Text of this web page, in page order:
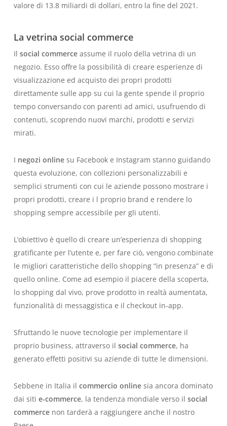
valore di 13.8 miliardi di dollari, entro la fine del 2021.
La vetrina social commerce
Il social commerceassume il ruolo della vetrina di un
negozio. Esso offre la possibilità di creare esperienze di
visualizzazione ed acquisto dei propri prodotti
direttamente sulle app su cui la gente spende il proprio
tempo conversando con parenti ad amici, usufruendo di
contenuti, scoprendo nuovi marchi, prodotti e servizi
mirati.
I negozi online su Facebook e Instagram stanno guidando
questa evoluzione, con collezioni personalizzabili e
semplici strumenti con cui le aziende possono mostrare i
propri prodotti, creare i l proprio brand e rendere lo
shopping sempre accessibile per gli utenti.
L’obiettivo è quello di creare un’esperienza di shopping
gratificante per l’utente e, per fare ciò, vengono combinate
le migliori caratteristiche dello shopping “in presenza” e di
quello online. Come ad esempio il piacere della scoperta,
lo shopping dal vivo, prove prodotto in realtà aumentata,
funzionalità di messaggistica e il checkout in-app.
Sfruttando le nuove tecnologie per implementare il
proprio business, attraverso il social commerce, ha
generato effetti positivi su aziende di tutte le dimensioni.
Sebbene in Italia il commercio onlinesia ancora dominato
dai siti e-commerce, la tendenza mondiale verso il social
commercenon tarderà a raggiungere anche il nostro